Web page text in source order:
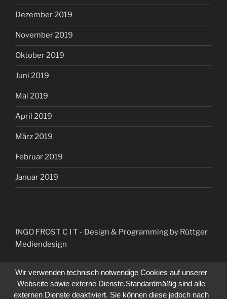
Dezember 2019
November 2019
Oktober 2019
Juni 2019
Mai 2019
April 2019
März 2019
Februar 2019
Januar 2019
INGO FROST C I T - Design & Programming by Rüttger
Mediendesign
Wir verwenden technisch notwendige Cookies auf unserer
Webseite sowie externe Dienste.Standardmäßig sind alle
externen Dienste deaktiviert. Sie können diese jedoch nach